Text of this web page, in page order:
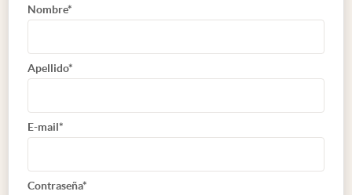
Nombre*
Apellido*
E-mail*
Contraseña*